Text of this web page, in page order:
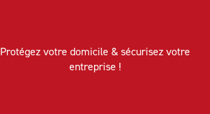
Protégez votre domicile & sécurisez votre
entreprise !